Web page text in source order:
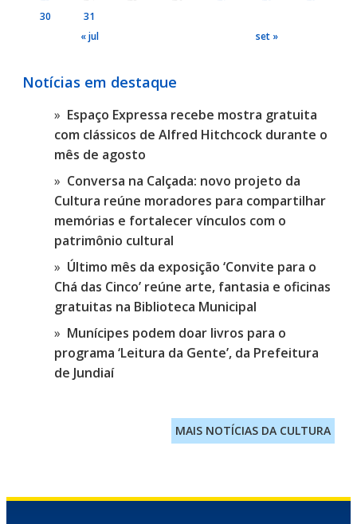
30
31
« jul
set »
Notícias em destaque
Espaço Expressa recebe mostra gratuita
com clássicos de Alfred Hitchcock durante o
mês de agosto
Conversa na Calçada: novo projeto da
Cultura reúne moradores para compartilhar
memórias e fortalecer vínculos com o
patrimônio cultural
Último mês da exposição ‘Convite para o
Chá das Cinco’ reúne arte, fantasia e oficinas
gratuitas na Biblioteca Municipal
Munícipes podem doar livros para o
programa ‘Leitura da Gente’, da Prefeitura
de Jundiaí
MAIS NOTÍCIAS DA CULTURA